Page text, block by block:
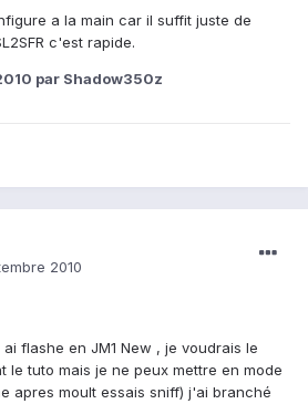
a la main car il suffit juste de
c'est rapide.
par Shadow350z
2010
ai flashe en JM1 New , je voudrais le
le tuto mais je ne peux mettre en mode
apres moult essais sniff) j'ai branché